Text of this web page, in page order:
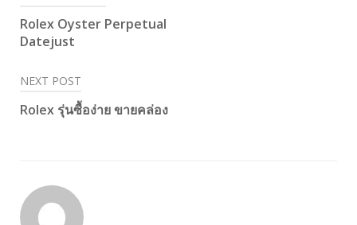
Post
navigation
Rolex Oyster Perpetual
Datejust
NEXT POST
Rolex รุ่นซื้อง่าย ขายคล่อง